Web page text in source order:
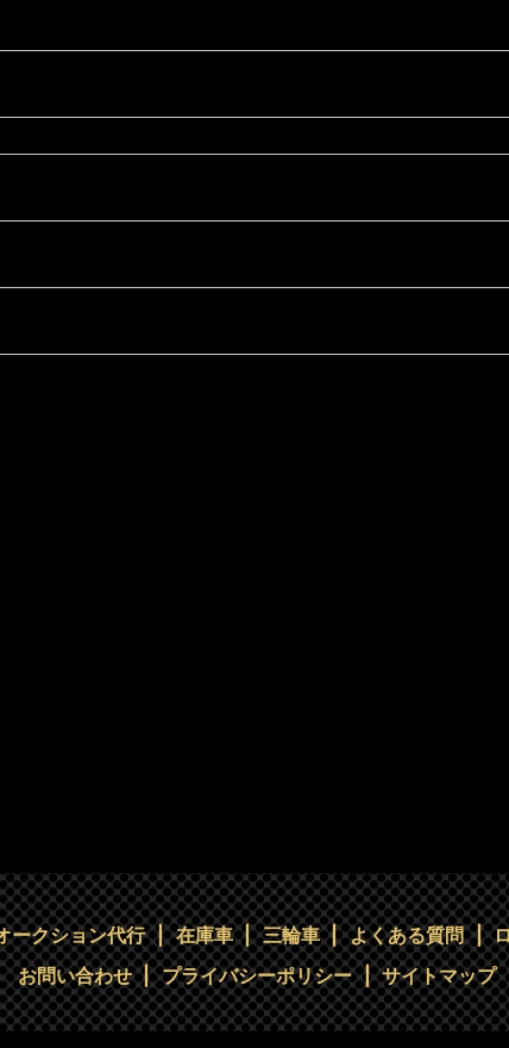
ークション代行 在庫車 三輪車 よくある質問
お問い合わせ
プライバシーポリシー サイトマップ